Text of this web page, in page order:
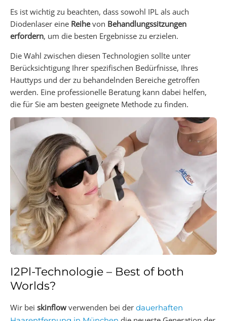
Es ist wichtig zu beachten, dass sowohl IPL als auch
Diodenlaser eine Reihevon Behandlungssitzungen
erfordern, um die besten Ergebnisse zu erzielen.
Die Wahl zwischen diesen Technologien sollte unter
Berücksichtigung Ihrer spezifischen Bedürfnisse, Ihres
Hauttyps und der zu behandelnden Bereiche getroffen
werden. Eine professionelle Beratung kann dabei helfen,
die für Sie am besten geeignete Methode zu finden.
I2Pl-Technologie – Best of both
Worlds?
Wir bei skinflow verwenden bei der dauerhaften